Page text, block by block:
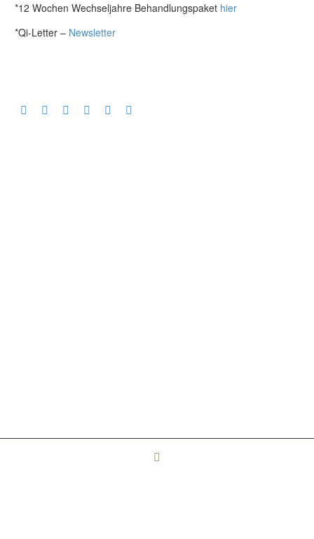
*12 Wochen Wechseljahre Behandlungspaket hier
*Qi-Letter – Newsletter